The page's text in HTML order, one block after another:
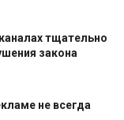
тщательно
закона
не всегда